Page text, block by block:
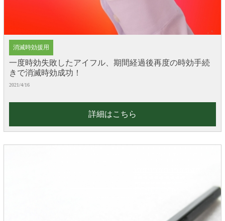
消滅時効援用
一度時効失敗したアイフル、期間経過後再度の時効手続
きで消滅時効成功！
2021/4/16
詳細はこちら